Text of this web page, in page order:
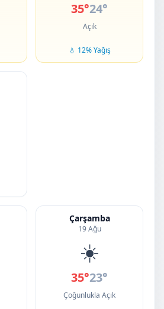
35°24°
Açık
💧 12% Yağış
Çarşamba
19 Ağu
☀️
35°23°
Çoğunlukla Açık